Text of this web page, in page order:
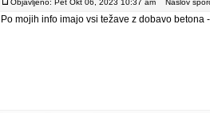
Objavljeno: Pet Okt 06, 2023 10:37 am Naslov
Po mojih info imajo vsi težave z dobavo